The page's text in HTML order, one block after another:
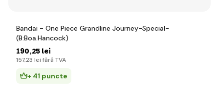
Bandai - One Piece Grandline Journey-Special-
(B:Boa.Hancock)
190,25 lei
157,23 lei fără TVA
+ 41 puncte